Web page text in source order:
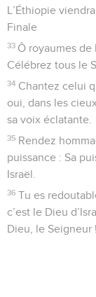
L’Éthiopie
Finale
33 Ô royaumes de
Célébrez tous le
34 Chantez celui
oui, dans les
sa voix éclatante.
35 Rendez
puissance : Sa
Israël.
36 Tu es
c’est le Dieu
Dieu, le Seigneur !